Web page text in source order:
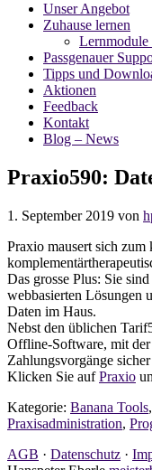
Unser Angebot
Zuhause lernen
Lernmodule
Passgenauer
Tipps und
Aktionen
Feedback
Kontakt
Blog – News
Praxio590:
1. September 2019 von
Praxio mausert sich
Das grosse Plus: Sie
webbasierten Lösungen
Daten im Haus.
Nebst den üblichen
Offline-Software, mit
Zahlungsvorgänge
Klicken Sie aufPraxio
Kategorie: Banana Tools,
Praxisadministration,
AGB · Datenschutz ·